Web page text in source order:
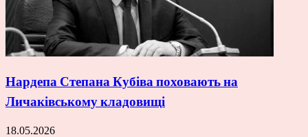
Нардепа Степана Кубіва поховають на
Личаківському кладовищі
18.05.2026